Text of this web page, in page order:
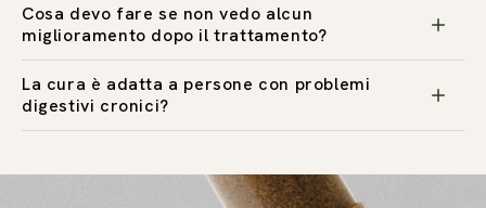
Cosa devo fare se non vedo alcun
miglioramento dopo il trattamento?
La cura è adatta a persone con problemi
digestivi cronici?